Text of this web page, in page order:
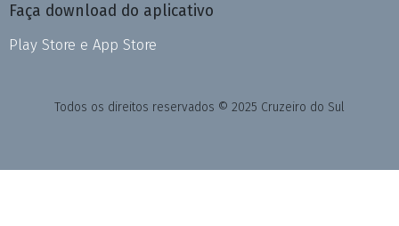
Faça download do aplicativo
Play Store e App Store
Todos os direitos reservados © 2025 Cruzeiro do Sul